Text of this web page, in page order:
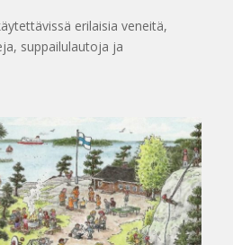
erilaisia veneitä,
suppailulautoja ja